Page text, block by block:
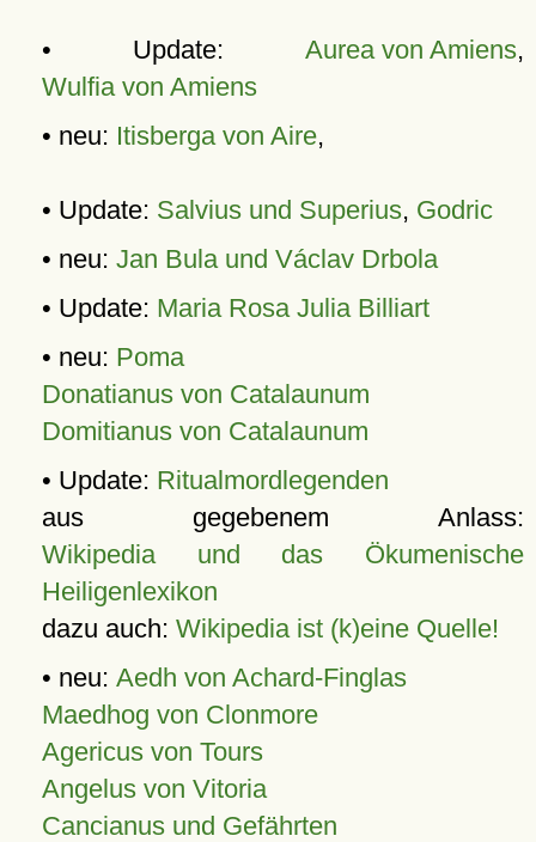
• Update: Aurea von Amiens,
Wulfia von Amiens
• neu: Itisberga von Aire,
• Update: Salvius und Superius, Godric
• neu: Jan Bula und Václav Drbola
• Update: Maria Rosa Julia Billiart
• neu: Poma
Donatianus von Catalaunum
Domitianus von Catalaunum
• Update: Ritualmordlegenden
aus gegebenem Anlass:
Wikipedia und das Ökumenische
Heiligenlexikon
dazu auch: Wikipedia ist (k)eine Quelle!
• neu: Aedh von Achard-Finglas
Maedhog von Clonmore
Agericus von Tours
Angelus von Vitoria
Cancianus und Gefährten